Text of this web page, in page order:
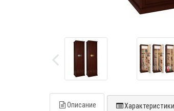
Описание Характеристики